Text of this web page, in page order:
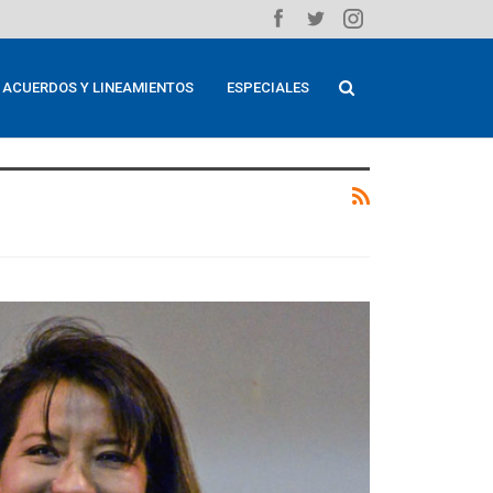
ACUERDOS Y LINEAMIENTOS ESPECIALES